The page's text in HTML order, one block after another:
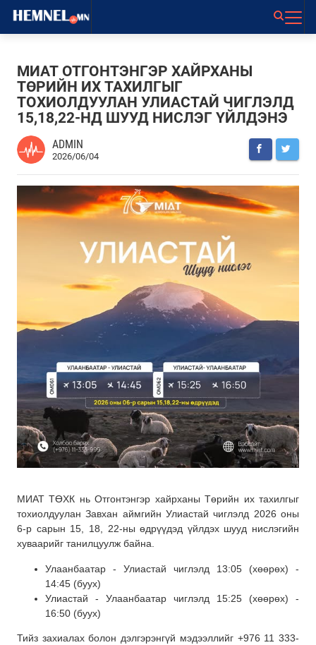
МИАТ ОТГОНТЭНГЭР ХАЙРХАНЫ
ТӨРИЙН ИХ ТАХИЛГЫГ
ТОХИОЛДУУЛАН УЛИАСТАЙ ЧИГЛЭЛД
15,18,22-НД ШУУД НИСЛЭГ ҮЙЛДЭНЭ
ADMIN
2026/06/04
МИАТ ТӨХК нь Отгонтэнгэр хайрханы Төрийн их тахилгыг
тохиолдуулан Завхан аймгийн Улиастай чиглэлд 2026 оны
6-р сарын 15, 18, 22-ны өдрүүдэд үйлдэх шууд нислэгийн
хуваарийг танилцуулж байна.
Улаанбаатар - Улиастай чиглэлд 13:05 (хөөрөх) -
14:45 (буух)
Улиастай - Улаанбаатар чиглэлд 15:25 (хөөрөх) -
16:50 (буух)
Тийз захиалах болон дэлгэрэнгүй мэдээллийг +976 11 333-